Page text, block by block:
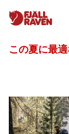
この夏に最